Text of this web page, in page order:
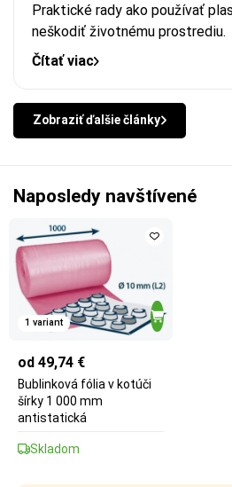
Praktické rady ako používať
neškodiť životnému prostrediu.
Čítať viac
Zobraziť ďalšie články
Naposledy navštívené
1 variant
od 49,74 €
Bublinková fólia v kotúči
šírky 1 000 mm
antistatická
Skladom